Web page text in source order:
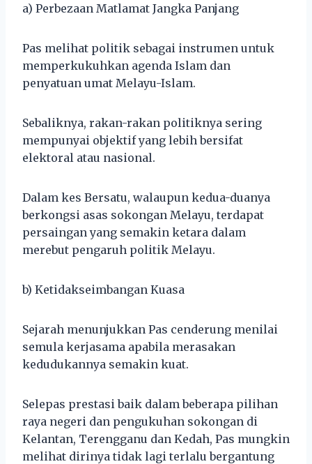
a) Perbezaan Matlamat Jangka Panjang
Pas melihat politik sebagai instrumen untuk
memperkukuhkan agenda Islam dan
penyatuan umat Melayu-Islam.
Sebaliknya, rakan-rakan politiknya sering
mempunyai objektif yang lebih bersifat
elektoral atau nasional.
Dalam kes Bersatu, walaupun kedua-duanya
berkongsi asas sokongan Melayu, terdapat
persaingan yang semakin ketara dalam
merebut pengaruh politik Melayu.
b) Ketidakseimbangan Kuasa
Sejarah menunjukkan Pas cenderung menilai
semula kerjasama apabila merasakan
kedudukannya semakin kuat.
Selepas prestasi baik dalam beberapa pilihan
raya negeri dan pengukuhan sokongan di
Kelantan, Terengganu dan Kedah, Pas mungkin
melihat dirinya tidak lagi terlalu bergantung